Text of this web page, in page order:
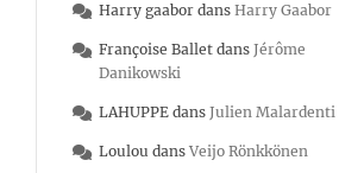
Harry gaabor dans Harry Gaabor
Françoise Ballet dans Jérôme
Danikowski
LAHUPPE dans Julien Malardenti
Loulou dans Veijo Rönkkönen